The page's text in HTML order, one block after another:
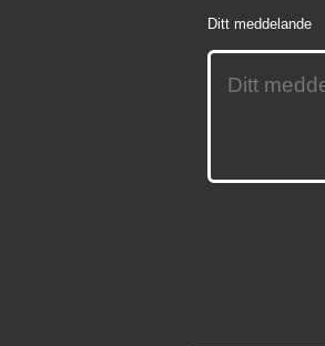
Ditt meddelande